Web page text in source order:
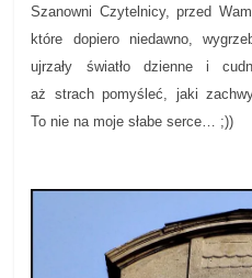
Szanowni Czytelnicy, przed
które dopiero niedawno,
ujrzały światło dzienne i
aż strach pomyśleć, jaki
To nie na moje słabe serce… ;))